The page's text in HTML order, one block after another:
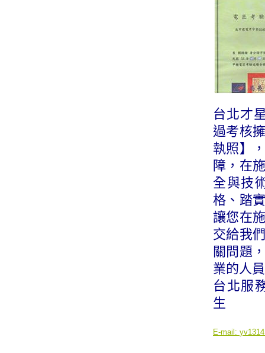
台北才
過考核
執照】
障，在
全與技
格、踏
讓您在
交給我
關問題
業的人
台北服
生
E-mail: